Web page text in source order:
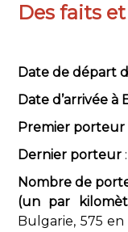
Des faits
Date de départ
Date d’arrivée à
Premier porteur
Dernier porteur
Nombre de
(un par
Bulgarie, 575 en